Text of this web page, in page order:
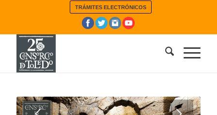
TRÁMITES ELECTRÓNICOS